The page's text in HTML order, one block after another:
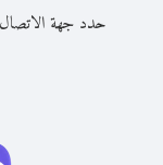
حدد جهة الاتصال